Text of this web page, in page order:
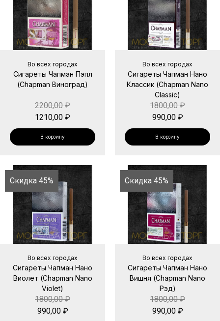
Во всех городах
Сигареты Чапман Пэпл
(Chapman Виноград)
2200,00₽
1210,00 ₽
В корзину
Во всех городах
Сигареты Чапман Нано
Классик (Chapman Nano
Classic)
1800,00₽
990,00 ₽
В корзину
Скидка 45%
Во всех городах
Сигареты Чапман Нано
Виолет (Chapman Nano
Violet)
1800,00₽
990,00 ₽
Скидка 45%
Во всех городах
Сигареты Чапман Нано
Вишня (Chapman Nano
Рэд)
1800,00₽
990,00 ₽